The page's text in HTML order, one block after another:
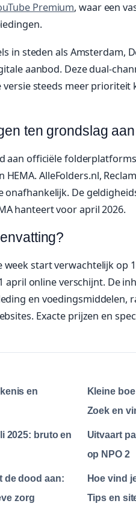
Premium, waar een
in steden als Amsterdam,
aanbod. Deze dual-
versie steeds meer prioriteit
ten grondslag
aan officiële
AlleFolders.nl,
De
hanteert voor april 2026.
week start verwachtelijk op
april online verschijnt. De
en voedingsmiddelen,
Exacte prijzen en
en
Kleine
Zoek en
2025: bruto en
Uitvaart
op NPO 2
de dood aan:
zorg
Hoe vind
Tips en